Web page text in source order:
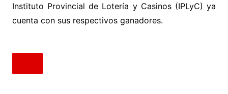
Instituto Provincial de Lotería y Casinos (IPLyC) ya
cuenta con sus respectivos ganadores.